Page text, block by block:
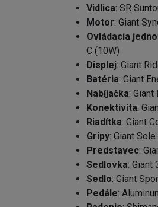
Vidlica: SR
Motor: Giant
Ovládacia
C (10W)
Displej: Giant
Batéria: Giant
Nabíjačka:
Konektivita:
Riadítka: Giant
Gripy: Giant
Predstavec:
Sedlovka: Giant
Sedlo: Giant
Pedále: